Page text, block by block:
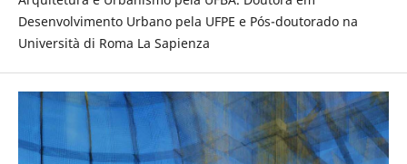
Desenvolvimento Urbano pela UFPE e Pós-doutorado na
Università di Roma La Sapienza